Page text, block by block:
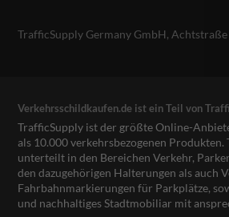
TrafficSupply Germany GmbH,
Verkehrsschildkaufen.de ist ein Teil von
TrafficSupply ist der größte Online-
als 10.000 verkehrsbezogenen
unterteilt in den Bereichen Verkehr,
den dazugehörigen Halterungen als auch
Fahrbahnmarkierungen für Parkplätze,
und nachhaltiges Stadtmobiliar mit